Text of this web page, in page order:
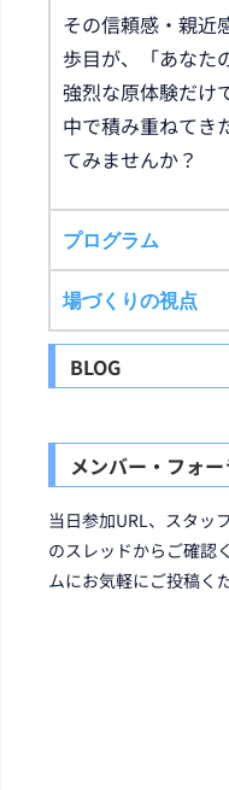
その信頼感・親近
歩目が、「あなた
強烈な原体験だけ
中で積み重ねてき
てみませんか？
プログラム
場づくりの視点
BLOG
メンバー・フォ
当日参加URL、スタッ
のスレッドからご確認
ムにお気軽にご投稿く